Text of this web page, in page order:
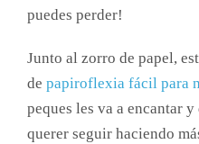
puedes perder!
Junto al zorro de papel,
de papiroflexia fácil para
peques les va a encantar y
querer seguir haciendo